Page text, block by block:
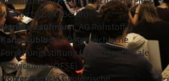
Weltwirtschaft (Berlin)
Marieta Kaufmann, AG Rohstoffe
Karin Küblböck, Österreichische
Forschungsstiftung für Internationale
Entwicklung (ÖFSE)
Holger Paulick, Geologische